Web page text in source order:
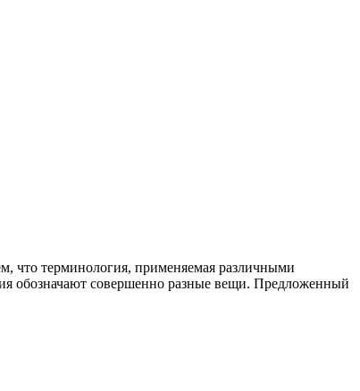
что терминология, применяемая различными
обозначают совершенно разные вещи. Предложенный